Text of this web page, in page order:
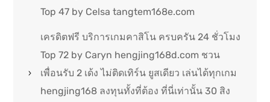
Top 47 by Celsa tangtem168e.com
เครดิตฟรี บริการเกมคาสิโน ครบครัน 24 ชั่วโมง
Top 72 by Caryn hengjing168d.com ชวน
เพื่อนรับ 2 เด้ง ไม่ติดเทิร์น ยูสเดียว เล่นได้ทุกเกม
hengjing168 ลงทุนทั้งที่ต้อง ที่นี่เท่านั้น 30 สิง